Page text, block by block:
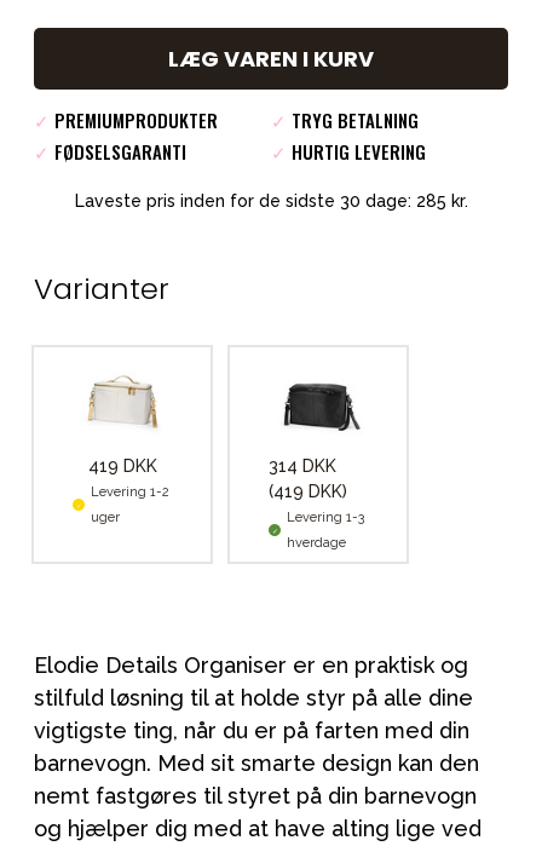
LÆG VAREN I KURV
✓ PREMIUMPRODUKTER ✓ TRYG BETALNING
✓ FØDSELSGARANTI ✓ HURTIG LEVERING
Laveste pris inden for de sidste 30 dage: 285 kr.
Varianter
419 DKK
Levering 1-2
uger
314 DKK
(419 DKK)
Levering 1-3
hverdage
Elodie Details Organiser er en praktisk og
stilfuld løsning til at holde styr på alle dine
vigtigste ting, når du er på farten med din
barnevogn. Med sit smarte design kan den
nemt fastgøres til styret på din barnevogn
og hjælper dig med at have alting lige ved